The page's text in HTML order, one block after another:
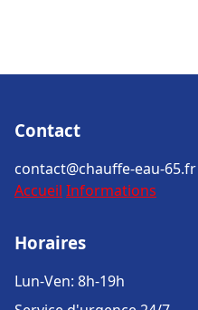
Contact
contact@chauffe-eau-65.fr
Accueil Informations
Horaires
Lun-Ven: 8h-19h